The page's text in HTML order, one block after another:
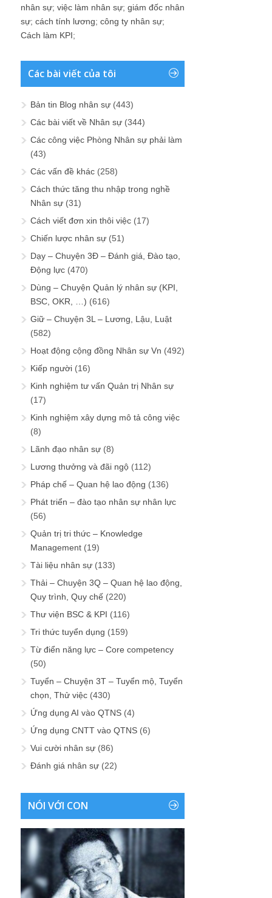
nhân sự; việc làm nhân sự; giám đốc nhân
sự; cách tính lương; công ty nhân sự;
Cách làm KPI;
Các bài viết của tôi
Bản tin Blog nhân sự (443)
Các bài viết về Nhân sự (344)
Các công việc Phòng Nhân sự phải làm
(43)
Các vấn đề khác (258)
Cách thức tăng thu nhập trong nghề
Nhân sự (31)
Cách viết đơn xin thôi việc (17)
Chiến lược nhân sự (51)
Dạy – Chuyện 3Đ – Đánh giá, Đào tạo,
Động lực (470)
Dùng – Chuyện Quản lý nhân sự (KPI,
BSC, OKR, …) (616)
Giữ – Chuyện 3L – Lương, Lậu, Luật
(582)
Hoạt động cộng đồng Nhân sự Vn (492)
Kiếp người (16)
Kinh nghiệm tư vấn Quản trị Nhân sự
(17)
Kinh nghiệm xây dựng mô tả công việc
(8)
Lãnh đạo nhân sự (8)
Lương thưởng và đãi ngộ (112)
Pháp chế – Quan hệ lao động (136)
Phát triển – đào tạo nhân sự nhân lực
(56)
Quản trị tri thức – Knowledge
Management (19)
Tài liệu nhân sự (133)
Thải – Chuyện 3Q – Quan hệ lao động,
Quy trình, Quy chế (220)
Thư viện BSC & KPI (116)
Tri thức tuyển dụng (159)
Từ điển năng lực – Core competency
(50)
Tuyển – Chuyện 3T – Tuyển mộ, Tuyển
chọn, Thử việc (430)
Ứng dụng AI vào QTNS (4)
Ứng dụng CNTT vào QTNS (6)
Vui cười nhân sự (86)
Đánh giá nhân sự (22)
NÓI VỚI CON